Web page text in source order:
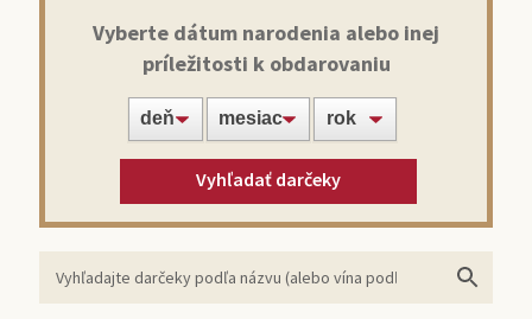
Noviny zo dňa narodenia
Víno z roku narodenia
Vyberte dátum narodenia alebo inej
príležitosti k obdarovaniu
Vyhľadať darčeky